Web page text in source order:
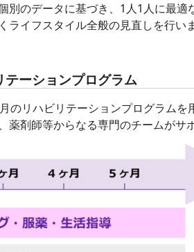
別のデータに基づき、1人1人に最
イフスタイル全般の見直しを行いま
ーションプログラム
のリハビリテーションプログラム
剤師等からなる専門のチームがサ